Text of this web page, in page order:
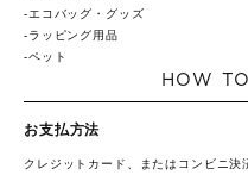
エコバッグ・グッズ
ラッピング用品
ペット
HOW
お支払方法
クレジットカード、またはコンビニ決